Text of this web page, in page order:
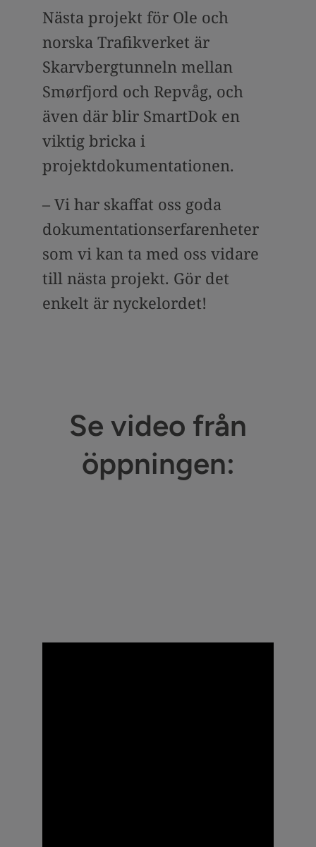
Nästa projekt för Ole och
norska Trafikverket är
Skarvbergtunneln mellan
Smørfjord och Repvåg, och
även där blir SmartDok en
viktig bricka i
projektdokumentationen.
– Vi har skaffat oss goda
dokumentationserfarenheter
som vi kan ta med oss vidare
till nästa projekt. Gör det
enkelt är nyckelordet!
Se video från
öppningen: